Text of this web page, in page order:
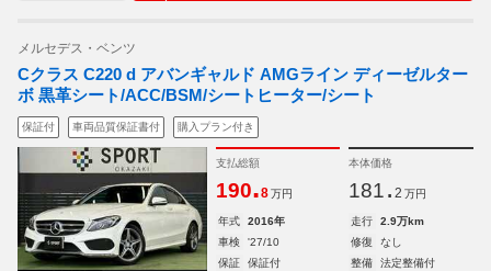
メルセデス・ベンツ
Cクラス C220 d アバンギャルド AMGライン ディーゼルター
ボ 黒革シート/ACC/BSM/シートヒーター/シート
保証付 車両品質保証書付 購入プラン付き
支払総額
190.8 万円
本体価格
181. 2 万円
年式 2016年 走行
2.9万km
車検
'27/10 修復
なし
保証
保証付 整備
法定整備付